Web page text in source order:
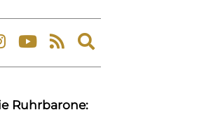
Expand
search
Ruhrbarone: